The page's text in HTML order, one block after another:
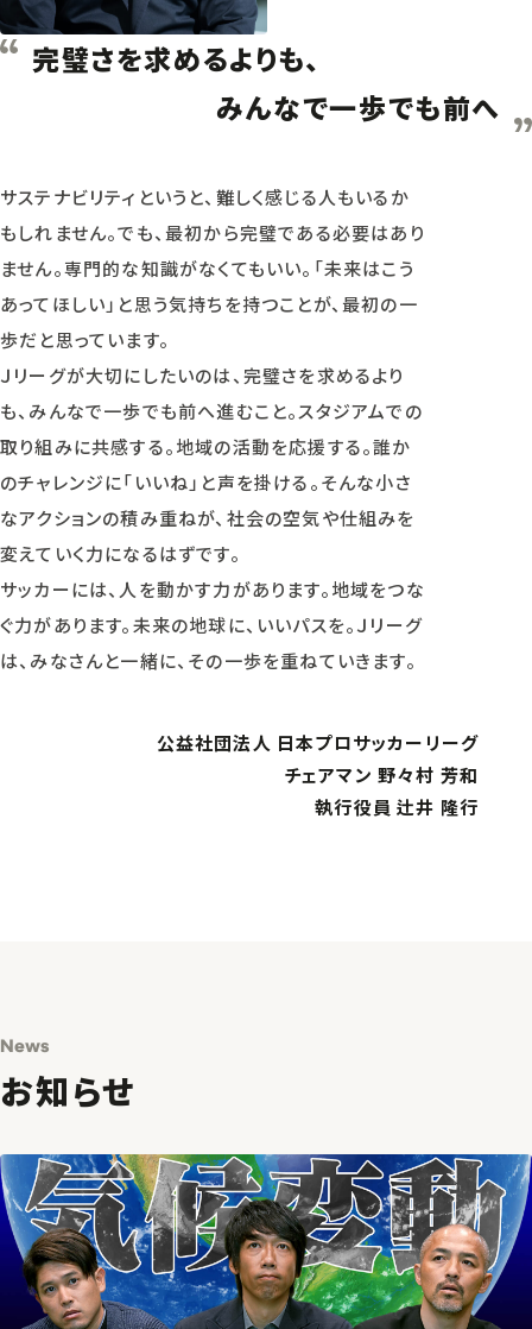
完璧さを求めるよりも、
みんなで一歩でも前へ
サステナビリティというと、難しく感じる人もいるか
もしれません。でも、最初から完璧である必要はあり
ません。専門的な知識がなくてもいい。「未来はこう
あってほしい」と思う気持ちを持つことが、最初の一
歩だと思っています。
Ｊリーグが大切にしたいのは、完璧さを求めるより
も、みんなで一歩でも前へ進むこと。スタジアムでの
取り組みに共感する。地域の活動を応援する。誰か
のチャレンジに「いいね」と声を掛ける。そんな小さ
なアクションの積み重ねが、社会の空気や仕組みを
変えていく力になるはずです。
サッカーには、人を動かす力があります。地域をつな
ぐ力があります。未来の地球に、いいパスを。Ｊリーグ
は、みなさんと一緒に、その一歩を重ねていきます。
公益社団法人 日本プロサッカーリーグ
チェアマン 野々村 芳和
執行役員 辻井 隆行
News
お知らせ